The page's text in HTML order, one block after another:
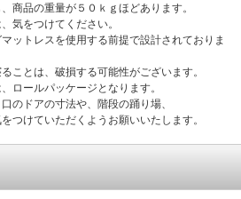
商品の重量が５０ｋｇほどあります。
気をつけてください。
ットレスを使用する前提で設計されておりま
ことは、破損する可能性がございます。
ロールパッケージとなります。
のドアの寸法や、階段の踊り場、
つけていただくようお願いいたします。